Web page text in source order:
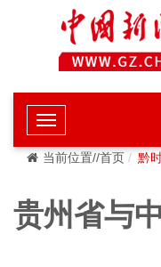
当前位置//首页 黔
贵州省与